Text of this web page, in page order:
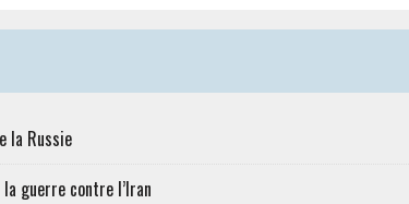
la Russie
guerre contre l’Iran